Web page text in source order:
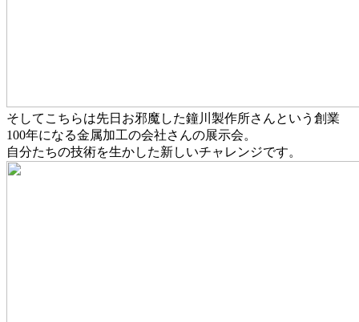
そしてこちらは先日お邪魔した鐘川製作所さんという創業
100年になる金属加工の会社さんの展示会。
自分たちの技術を生かした新しいチャレンジです。